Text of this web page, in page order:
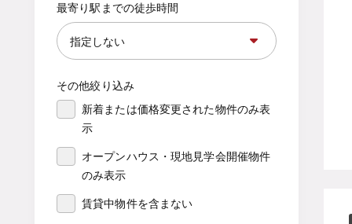
最寄り駅までの徒歩時間
その他絞り込み
新着または価格変更された物件のみ表
示
オープンハウス・現地見学会開催物件
のみ表示
賃貸中物件を含まない